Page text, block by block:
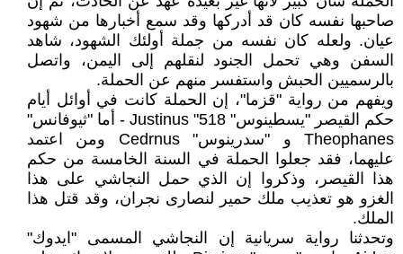
صاحبها نفسه كان قد أدركها وقد سمع أخبارها من شهود
عيان. ولعله كان نفسه من جملة أولئك الشهود، شاهد
السفن وهي تحمل الجنود لنقلهم إلى اليمن، واتصل
بالرسميين الحبش واستفسر منهم عن الحملة.
ويفهم من رواية "قزما"، إن الحملة كانت في أوائل أيام
حكم القيصر "يسطينوس" Justinus "518 - أما "ثيوفانس"
Theophanes و "سدرينوس" Cedrnus ومن اعتمد
عليهما، فقد جعلوا الحملة في السنة الخامسة من حكم
هذا القيصر، وذكروا إن الذي حمل النجاشي على هذا
الغزو هو تعذيب ملك حمير لنصارى نجران، وقد قتل هذا
الملك.
وتحدثنا رواية سريانية إن النجاشي المسمى "ايدوك"